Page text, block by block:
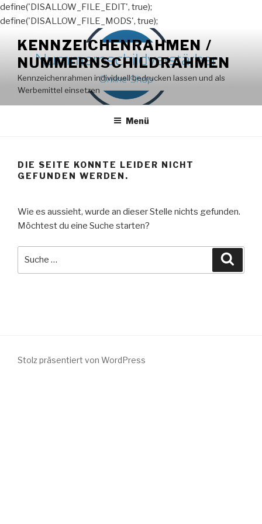
define('DISALLOW_FILE_EDIT', true);
define('DISALLOW_FILE_MODS', true);
Inhalt
springen
KENNZEICHENRAHMEN /
NUMMERNSCHILDRAHMEN
Kennzeichenrahmen individuell bedrucken lassen und als
Werbemittel einsetzen
Menü
DIE SEITE KONNTE LEIDER NICHT
GEFUNDEN WERDEN.
Wie es aussieht, wurde an dieser Stelle nichts gefunden.
Möchtest du eine Suche starten?
Stolz präsentiert von WordPress